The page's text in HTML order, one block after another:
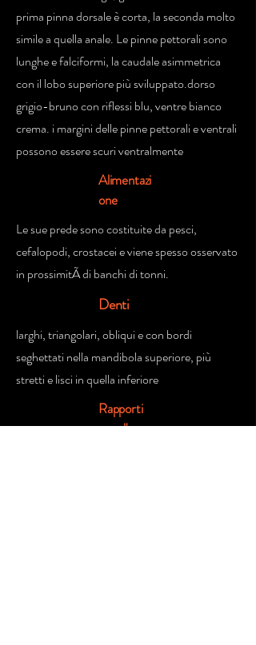
prima pinna dorsale è corta, la seconda molto
simile a quella anale. Le pinne pettorali sono
lunghe e falciformi, la caudale asimmetrica
con il lobo superiore più sviluppato.dorso
grigio-bruno con riflessi blu, ventre bianco
crema. i margini delle pinne pettorali e ventrali
possono essere scuri ventralmente
Alimentazi
one
Le sue prede sono costituite da pesci,
cefalopodi, crostacei e viene spesso osservato
in prossimitÃ di banchi di tonni.
Denti
larghi, triangolari, obliqui e con bordi
seghettati nella mandibola superiore, più
stretti e lisci in quella inferiore
Rapporti
con l'uomo